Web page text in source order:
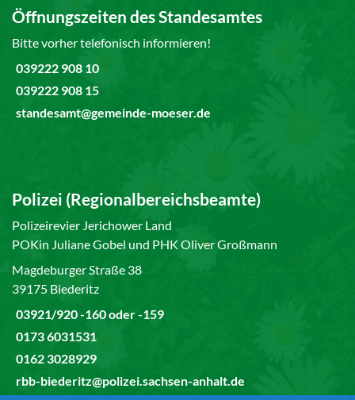
Öffnungszeiten des Standesamtes
Bitte vorher telefonisch informieren!
039222 908 10
039222 908 15
standesamt@gemeinde-moeser.de
Polizei (Regionalbereichsbeamte)
Polizeirevier Jerichower Land
POKin Juliane Gobel und PHK Oliver Großmann
Magdeburger Straße 38
39175 Biederitz
03921/920 -160 oder -159
0173 6031531
0162 3028929
rbb-biederitz@polizei.sachsen-anhalt.de